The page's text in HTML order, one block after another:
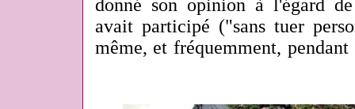
donné son opinion à l'égard
avait participé ("sans tuer
même, et fréquemment, pendant